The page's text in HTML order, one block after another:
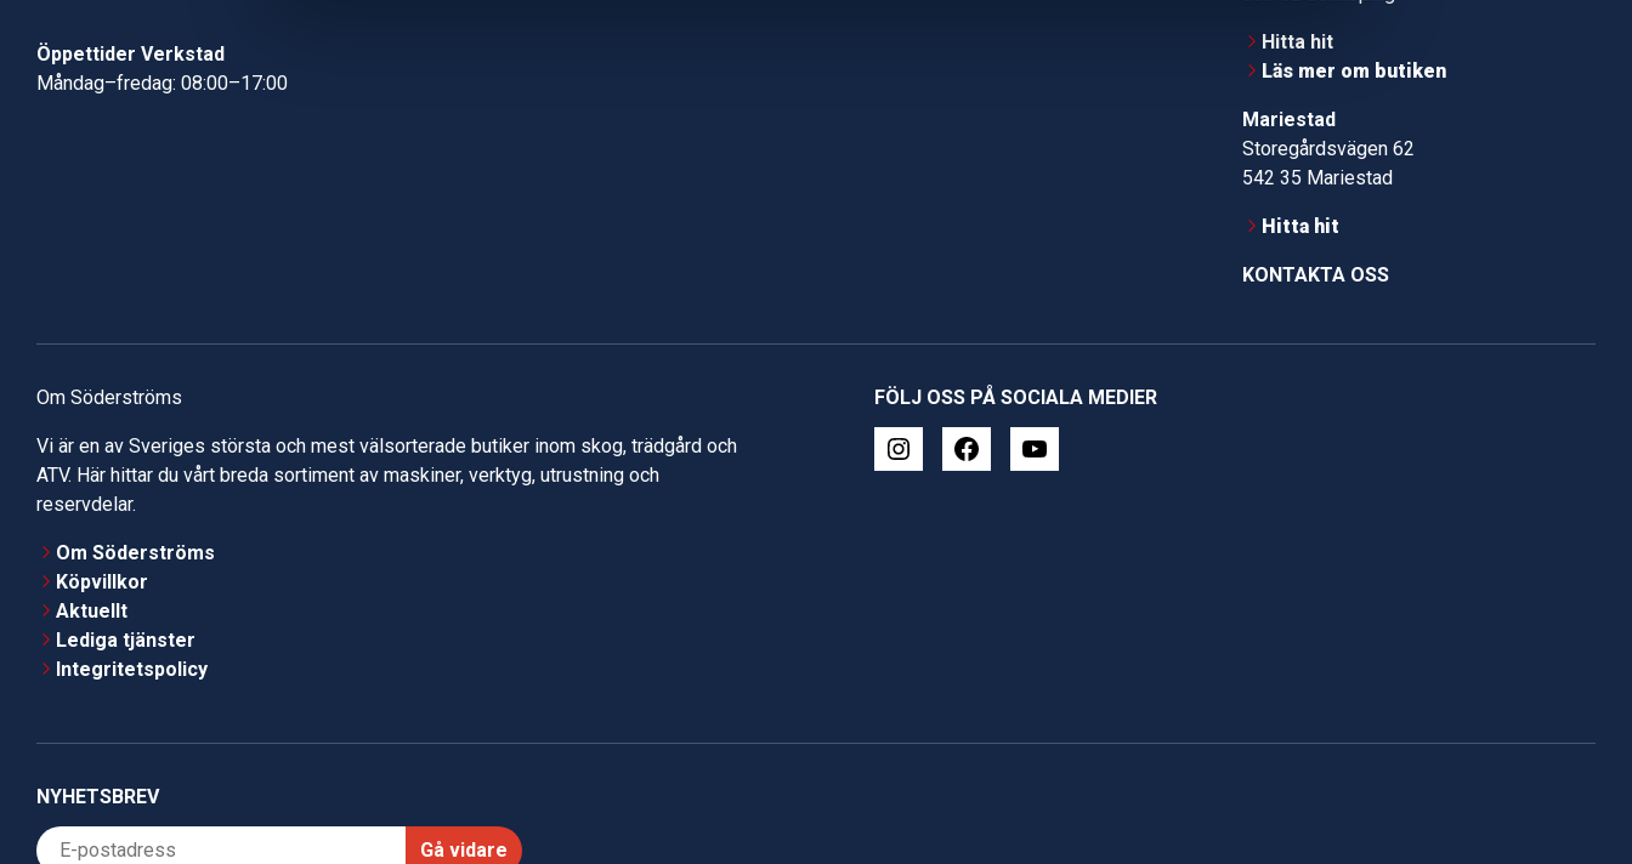
Öppettider Verkstad
Måndag–fredag: 08:00–17:00
Hitta hit
Läs mer om butiken
Mariestad
Storegårdsvägen 62
542 35 Mariestad
Hitta hit
KONTAKTA OSS
Om Söderströms
Vi är en av Sveriges största och mest välsorterade butiker inom skog, trädgård och
ATV. Här hittar du vårt breda sortiment av maskiner, verktyg, utrustning och
reservdelar.
Om Söderströms
Köpvillkor
Aktuellt
Lediga tjänster
Integritetspolicy
FÖLJ OSS PÅ SOCIALA MEDIER
NYHETSBREV
Gå vidare